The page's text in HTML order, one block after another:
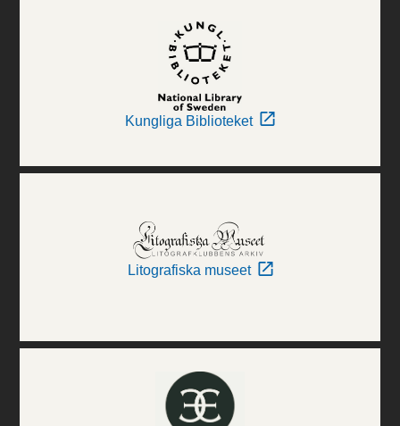
Kungliga Biblioteket
Litografiska museet